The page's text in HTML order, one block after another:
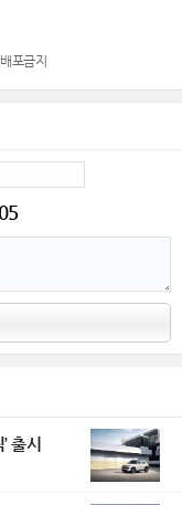
포금지
출시